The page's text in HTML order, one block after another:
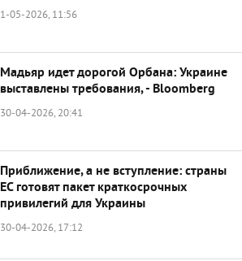
1-05-2026, 11:56
Мадьяр идет дорогой Орбана: Украине
выставлены требования, - Bloomberg
30-04-2026, 20:41
Приближение, а не вступление: страны
ЕС готовят пакет краткосрочных
привилегий для Украины
30-04-2026, 17:12